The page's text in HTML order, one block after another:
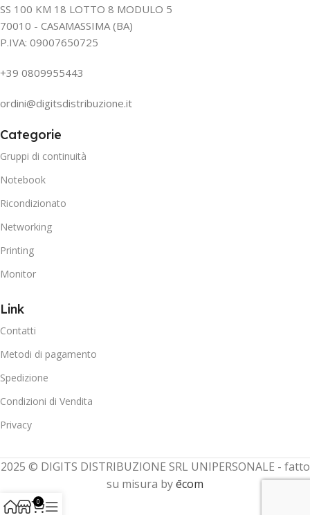
SS 100 KM 18 LOTTO 8 MODULO 5
70010 - CASAMASSIMA (BA)
P.IVA: 09007650725
+39 0809955443
ordini@digitsdistribuzione.it
Categorie
Gruppi di continuità
Notebook
Ricondizionato
Networking
Printing
Monitor
Link
Contatti
Metodi di pagamento
Spedizione
Condizioni di Vendita
Privacy
2025 © DIGITS DISTRIBUZIONE SRL UNIPERSONALE - fatto
su misura byēcom
0